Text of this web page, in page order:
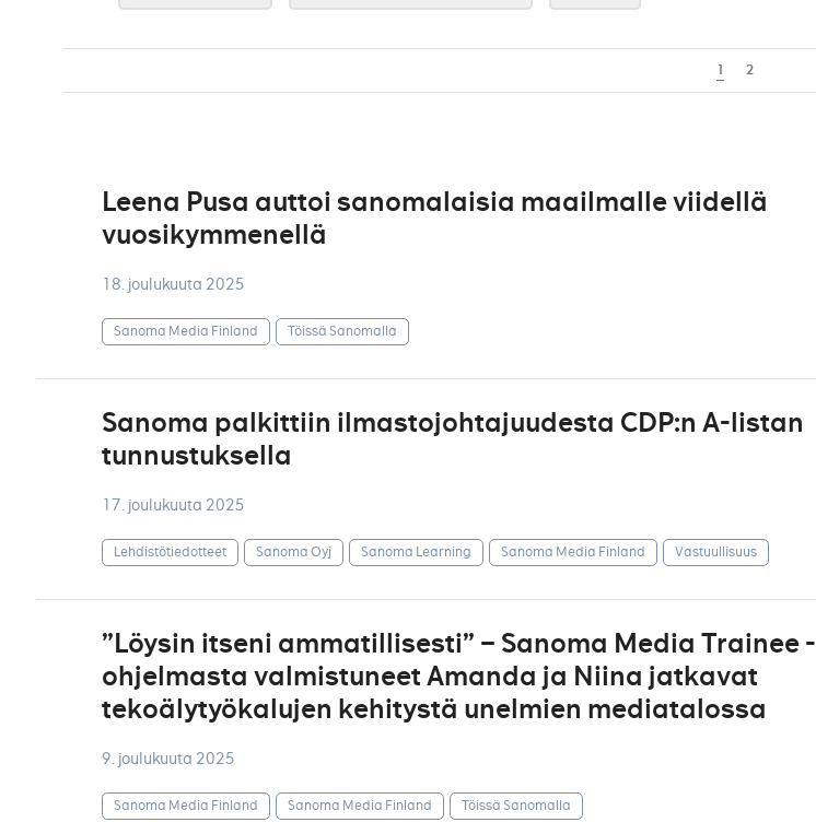
1 2
Leena Pusa auttoi sanomalaisia maailmalle viidellä
vuosikymmenellä
18. joulukuuta 2025
Sanoma Media Finland Töissä Sanomalla
Sanoma palkittiin ilmastojohtajuudesta CDP:n A-listan
tunnustuksella
17. joulukuuta 2025
Lehdistötiedotteet Sanoma Oyj Sanoma Learning Sanoma Media Finland Vastuullisuus
”Löysin itseni ammatillisesti” – Sanoma Media Trainee -
ohjelmasta valmistuneet Amanda ja Niina jatkavat
tekoälytyökalujen kehitystä unelmien mediatalossa
9. joulukuuta 2025
Sanoma Media Finland Sanoma Media Finland Töissä Sanomalla